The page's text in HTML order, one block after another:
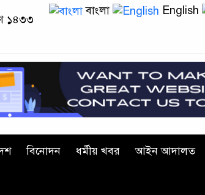
১৪৩৩
বাংলা English
বিনোদন ধর্মীয় খবর আইন আদালত